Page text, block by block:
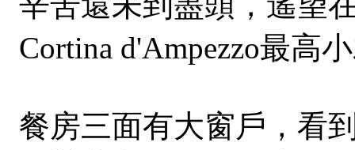
Cortina d'Ampezzo最高
餐房三面有大窗戶，看